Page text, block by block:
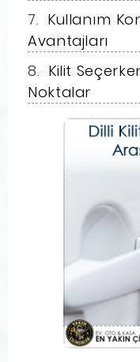
Kullanım
Avantajları
Kilit
Noktalar